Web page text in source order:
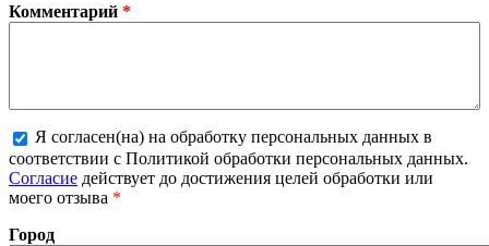
Комментарий *
Более подробная информация о текстовых форматах
Я согласен(на) на обработку персональных данных в
соответствии с Политикой обработки персональных данных.
Согласие действует до достижения целей обработки или
моего отзыва *
Город